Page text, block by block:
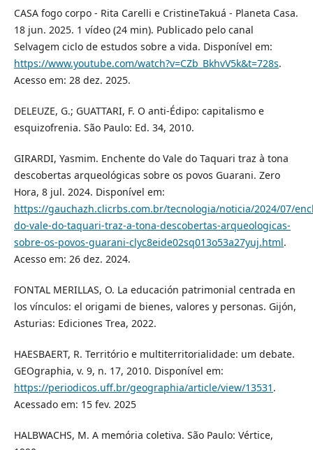
CASA fogo corpo - Rita Carelli e CristineTakuá - Planeta Casa.
18 jun. 2025. 1 vídeo (24 min). Publicado pelo canal
Selvagem ciclo de estudos sobre a vida. Disponível em:
https://www.youtube.com/watch?v=CZb_BkhvV5k&t=728s.
Acesso em: 28 dez. 2025.
DELEUZE, G.; GUATTARI, F. O anti-Édipo: capitalismo e
esquizofrenia. São Paulo: Ed. 34, 2010.
GIRARDI, Yasmim. Enchente do Vale do Taquari traz à tona
descobertas arqueológicas sobre os povos Guarani. Zero
Hora, 8 jul. 2024. Disponível em:
https://gauchazh.clicrbs.com.br/tecnologia/noticia/2024/07/
do-vale-do-taquari-traz-a-tona-descobertas-arqueologicas-
sobre-os-povos-guarani-clyc8eide02sq013o53a27yuj.html.
Acesso em: 26 dez. 2024.
FONTAL MERILLAS, O. La educación patrimonial centrada en
los vínculos: el origami de bienes, valores y personas. Gijón,
Asturias: Ediciones Trea, 2022.
HAESBAERT, R. Território e multiterritorialidade: um debate.
GEOgraphia, v. 9, n. 17, 2010. Disponível em:
https://periodicos.uff.br/geographia/article/view/13531 .
Acessado em: 15 fev. 2025
HALBWACHS, M. A memória coletiva. São Paulo: Vértice,